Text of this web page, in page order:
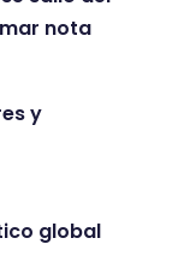
nota
y
global